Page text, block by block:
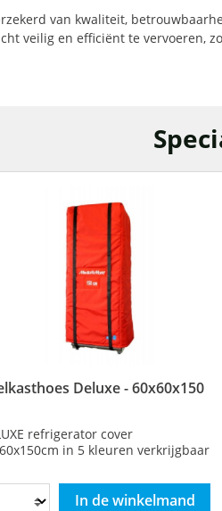
van kwaliteit,
veilig en efficiënt te vervoeren,
Deluxe - 60x60x150
refrigerator cover
in 5 kleuren verkrijgbaar
In de winkelmand